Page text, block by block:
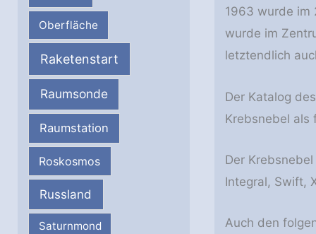
Oberfläche
Raketenstart
Raumsonde
Raumstation
Roskosmos
Russland
Saturnmond
1963 wurde im
wurde im
letztendlich
Der Katalog
Krebsnebel als
Der
Integral, Swift,
Auch den